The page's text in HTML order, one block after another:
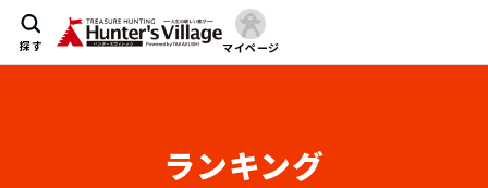
探す マイページ
ランキング